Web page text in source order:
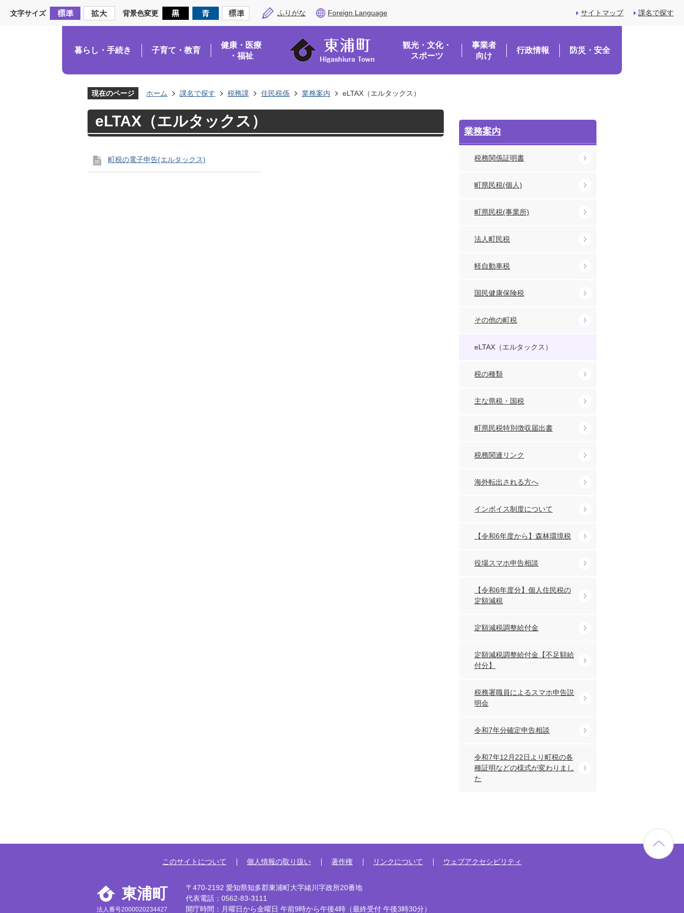
文字サイズ 背景色変更 ふりがな Foreign Language サイトマップ 課名で探す
暮らし・手続き 子育て・教育
健康・医療
・福祉
観光・文化・
スポーツ
事業者
向け
行政情報 防災・安全
現在のページ ホーム 課名で探す 税務課 住民税係 業務案内 eLTAX（エルタックス）
eLTAX（エルタックス）
町税の電子申告(エルタックス)
業務案内
税務関係証明書
町県民税(個人)
町県民税(事業所)
法人町民税
軽自動車税
国民健康保険税
その他の町税
eLTAX（エルタックス）
税の種類
主な県税・国税
町県民税特別徴収届出書
税務関連リンク
海外転出される方へ
インボイス制度について
【令和6年度から】森林環境税
役場スマホ申告相談
【令和6年度分】個人住民税の
定額減税
定額減税調整給付金
定額減税調整給付金【不足額給
付分】
税務署職員によるスマホ申告説
明会
令和7年分確定申告相談
令和7年12月22日より町税の各
種証明などの様式が変わりまし
た
このサイトについて 個人情報の取り扱い 著作権 リンクについて ウェブアクセシビリティ
東浦町
法人番号2000020234427
〒470-2192 愛知県知多郡東浦町大字緒川字政所20番地
代表電話：0562-83-3111
開庁時間：月曜日から金曜日 午前9時から午後4時 （最終受付 午後3時30分）